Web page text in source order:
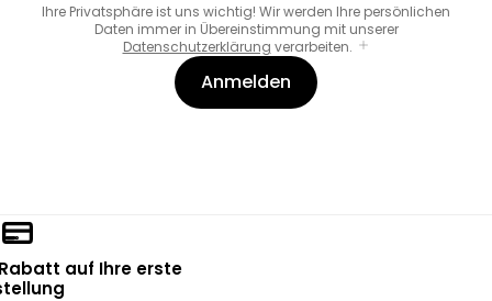
Ihre Privatsphäre ist uns wichtig! Wir werden Ihre persönlichen
Daten immer in Übereinstimmung mit unserer
Datenschutzerklärung verarbeiten.
Anmelden
auf Ihre erste